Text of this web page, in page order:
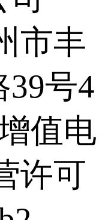
市丰
号4
值电
许可